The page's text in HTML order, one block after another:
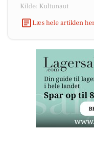
Kilde: Kultunaut
Læs hele artiklen